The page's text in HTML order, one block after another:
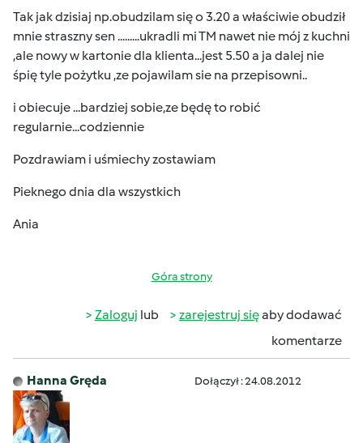
Tak jak dzisiaj np.obudzilam się o 3.20 a właściwie obudził
mnie straszny sen .........ukradli mi TM nawet nie mój z kuchni
,ale nowy w kartonie dla klienta...jest 5.50 a ja dalej nie
śpię tyle pożytku ,ze pojawilam sie na przepisowni..
i obiecuje ...bardziej sobie,ze będę to robić
regularnie...codziennie
Pozdrawiam i uśmiechy zostawiam
Pieknego dnia dla wszystkich
Ania
Góra strony
Zaloguj lub zarejestruj sięaby dodawać
komentarze
Hanna Gręda Dołączył : 24.08.2012